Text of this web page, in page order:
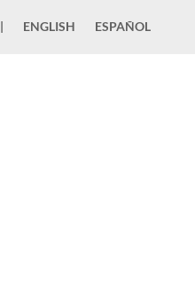
| ENGLISH ESPAÑOL